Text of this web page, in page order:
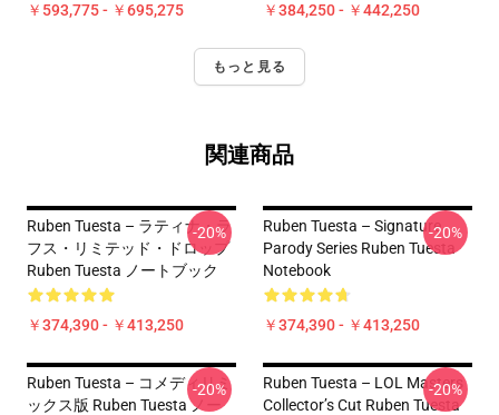
￥593,775 - ￥695,275 ￥384,250 - ￥442,250
もっと見る
関連商品
Ruben Tuesta – ラティナ・ラ
フス・リミテッド・ドロップ
Ruben Tuesta ノートブック
￥374,390 - ￥413,250
-20%
Ruben Tuesta – Signature
Parody Series Ruben Tuesta
Notebook
￥374,390 - ￥413,250
-20%
Ruben Tuesta – コメディリミ
ックス版 Ruben Tuesta ノー
-20%
Ruben Tuesta – LOL Masters
Collector’s Cut Ruben Tuesta
-20%